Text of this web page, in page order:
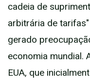
cadeia de
arbitrária de
gerado
economia mundial.
EUA, que